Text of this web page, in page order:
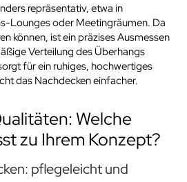
repräsentativ, etwa in
Lounges oder Meetingräumen. Da
können, ist ein präzises Ausmessen
Verteilung des Überhangs
für ein ruhiges, hochwertiges
das Nachdecken einfacher.
Welche
zu Ihrem Konzept?
pflegeleicht und